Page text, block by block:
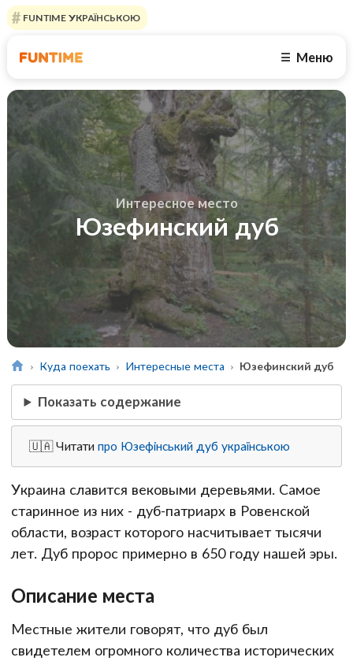
FUNTIME УКРАЇНСЬКОЮ
☰ Меню
Интересное место
Юзефинский дуб
Куда поехать Интересные места Юзефинский дуб
Показать содержание
🇺🇦 Читатипро Юзефінський дуб українською
Украина славится вековыми деревьями. Самое
старинное из них - дуб-патриарх в Ровенской
области, возраст которого насчитывает тысячи
лет. Дуб пророс примерно в 650 году нашей эры.
Описание места
Местные жители говорят, что дуб был
свидетелем огромного количества исторических